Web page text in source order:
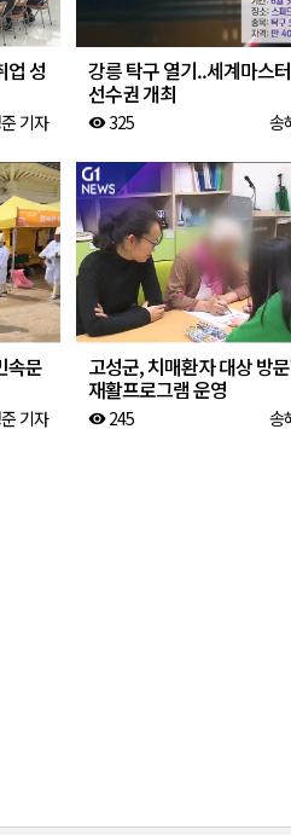
업 성
기자
강릉 탁구 열기..세계마스
선수권 개최
visibility325 송
속문
기자
고성군, 치매환자 대상 방
재활프로그램 운영
visibility 245 송